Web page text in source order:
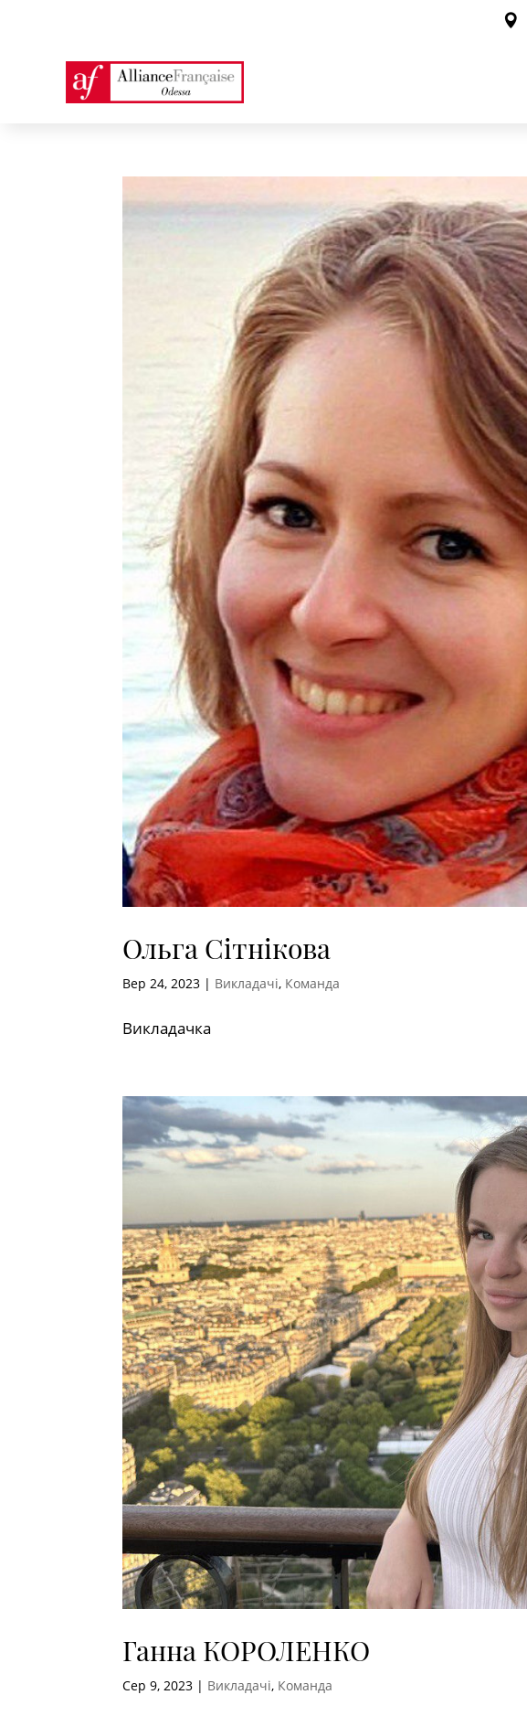
Ольга Сітнікова
Вер 24, 2023 | Викладачі, Команда
Викладачка
Ганна КОРОЛЕНКО
Сер 9, 2023 | Викладачі, Команда